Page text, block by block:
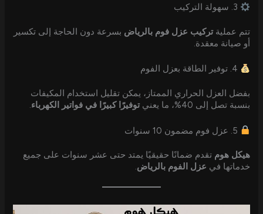
تتم عمليةتركيب عزل فوم بالرياض بسرعة دون الحاجة إلى تكسير
أو صيانة معقدة.
بفضل العزل الحراري الممتاز، يمكن تقليل استخدام المكيفات
بنسبة تصل إلى 40%، ما يعني
توفيرًا كبيرًا في فواتير الكهرباء.
هيكل هوم تقدم ضمانًا حقيقيًا يمتد حتى عشر سنوات على جميع
خدماتها في عزل الفوم بالرياض.